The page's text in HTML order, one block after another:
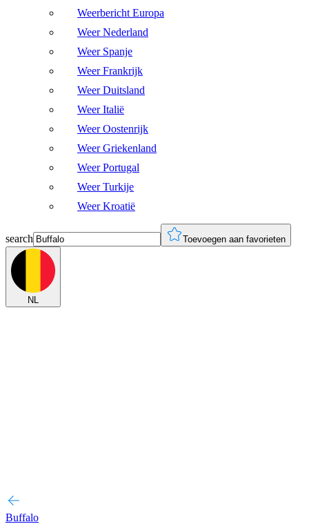
Weerbericht Europa
Weer Nederland
Weer Spanje
Weer Frankrijk
Weer Duitsland
Weer Italië
Weer Oostenrijk
Weer Griekenland
Weer Portugal
Weer Turkije
Weer Kroatië
search Toevoegen aan favorieten
NL
Buffalo